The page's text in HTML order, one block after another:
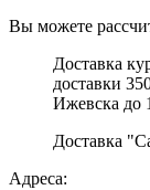
Вы можете
Доставка
доставки
Ижевска до
Доставка
Адреса: